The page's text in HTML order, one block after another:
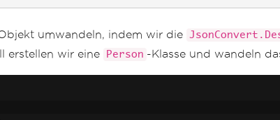
umwandeln, indem wir die
erstellen wir eine
Person -Klasse und wandeln